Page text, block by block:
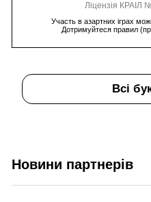
Ліцензія КРАІЛ
Участь в азартних іграх
Дотримуйтеся правил
Всі